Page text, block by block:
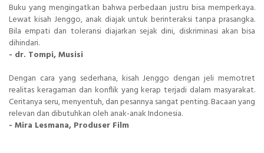
Buku yang mengingatkan bahwa perbedaan justru bisa memperkaya.
Lewat kisah Jenggo, anak diajak untuk berinteraksi tanpa prasangka.
Bila empati dan toleransi diajarkan sejak dini, diskriminasi akan bisa
dihindari.
- dr. Tompi, Musisi
Dengan cara yang sederhana, kisah Jenggo dengan jeli memotret
realitas keragaman dan konflik yang kerap terjadi dalam masyarakat.
Ceritanya seru, menyentuh, dan pesannya sangat penting. Bacaan yang
relevan dan dibutuhkan oleh anak-anak Indonesia.
- Mira Lesmana, Produser Film